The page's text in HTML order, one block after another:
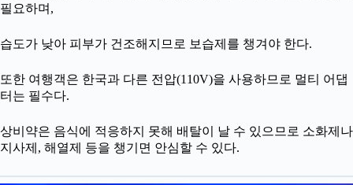
필요하며,
습도가 낮아 피부가 건조해지므로 보습제를 챙겨야 한다.
또한 여행객은 한국과 다른 전압(110V)을 사용하므로 멀티 어댑
터는 필수다.
상비약은 음식에 적응하지 못해 배탈이 날 수 있으므로 소화제나
지사제, 해열제 등을 챙기면 안심할 수 있다.